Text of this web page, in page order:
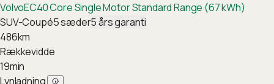
VolvoEC40 Core Single Motor Standard Range (67 kWh)
SUV-Coupé5sæder5års garanti
486km
Rækkevidde
19min
Lynladning